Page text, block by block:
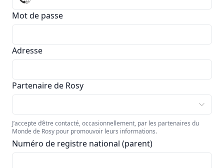
Mot de passe
Adresse
Partenaire de Rosy
J’accepte d’être contacté, occasionnellement, par les partenaires du
Monde de Rosy pour promouvoir leurs informations.
Numéro de registre national (parent)